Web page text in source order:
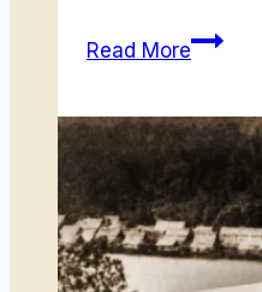
Read MoreIstana
Simbol
Orang
Melayu